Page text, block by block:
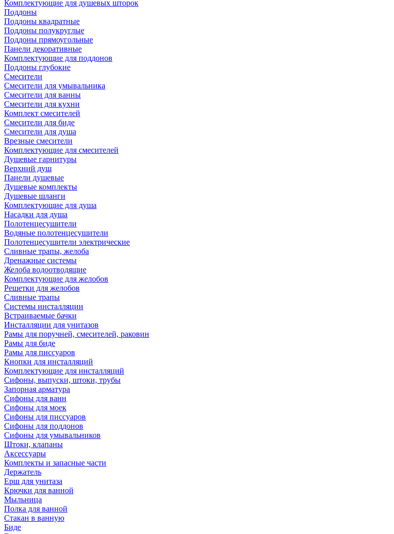
Комплектующие для душевых шторок
Поддоны
Поддоны квадратные
Поддоны полукруглые
Поддоны прямоугольные
Панели декоративные
Комплектующие для поддонов
Поддоны глубокие
Смесители
Смесители для умывальника
Смесители для ванны
Смесители для кухни
Комплект смесителей
Смесители для биде
Смесители для душа
Врезные смесители
Комплектующие для смесителей
Душевые гарнитуры
Верхний душ
Панели душевые
Душевые комплекты
Душевые шланги
Комплектующие для душа
Насадки для душа
Полотенцесушители
Водяные полотенцесушители
Полотенцесушители электрические
Сливные трапы, желоба
Дренажные системы
Желоба водоотводящие
Комплектующие для желобов
Решетки для желобов
Сливные трапы
Системы инсталляции
Встраиваемые бачки
Инсталляции для унитазов
Рамы для поручней, смесителей, раковин
Рамы для биде
Рамы для писсуаров
Кнопки для инсталляций
Комплектующие для инсталляций
Сифоны, выпуски, штоки, трубы
Запорная арматура
Сифоны для ванн
Сифоны для моек
Сифоны для писсуаров
Сифоны для поддонов
Сифоны для умывальников
Штоки, клапаны
Аксессуары
Комплекты и запасные части
Держатель
Ерш для унитаза
Крючки для ванной
Мыльница
Полка для ванной
Стакан в ванную
Биде